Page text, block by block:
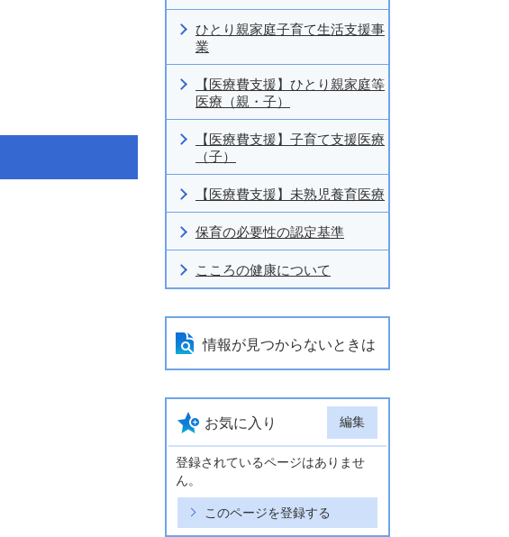
ひとり親家庭子育て生活支援事
業
【医療費支援】ひとり親家庭等
医療（親・子）
【医療費支援】子育て支援医療
（子）
【医療費支援】未熟児養育医療
保育の必要性の認定基準
こころの健康について
情報が見つからないときは
お気に入り 編集
登録されているページはありませ
ん。
このページを登録する